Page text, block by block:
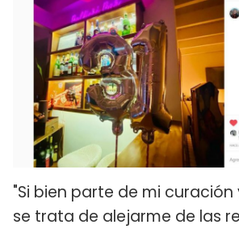
"Si bien parte de mi
se trata de alejarme de las